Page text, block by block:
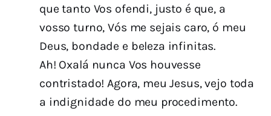
que tanto Vos ofendi, justo é que, a
vosso turno, Vós me sejais caro, ó meu
Deus, bondade e beleza infinitas.
Ah! Oxalá nunca Vos houvesse
contristado! Agora, meu Jesus, vejo toda
a indignidade do meu procedimento.